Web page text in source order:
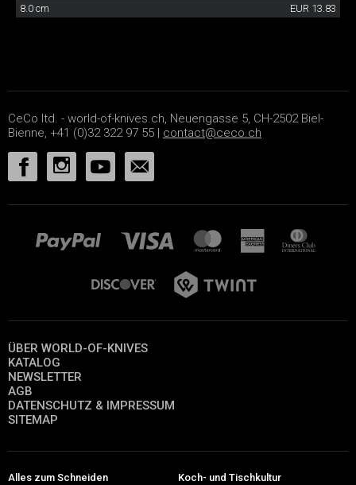
8.0 cm EUR 13.83
CeCo ltd. - world-of-knives.ch, Neuengasse 5, CH-2502 Biel-
Bienne, +41 (0)32 322 97 55 | contact@ceco.ch
ÜBER WORLD-OF-KNIVES
KATALOG
NEWSLETTER
AGB
DATENSCHUTZ & IMPRESSUM
SITEMAP
Alles zum Schneiden Koch- und Tischkultur